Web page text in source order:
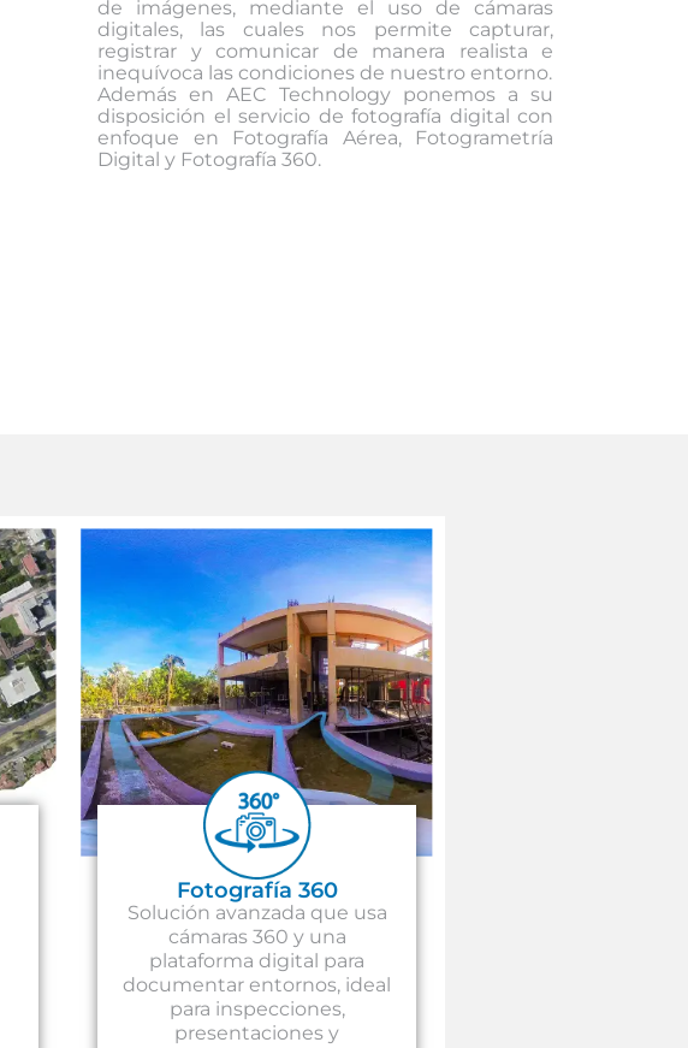
de imágenes, mediante el uso de cámaras
digitales, las cuales nos permite capturar,
registrar y comunicar de manera realista e
inequívoca las condiciones de nuestro entorno.
Además en AEC Technology ponemos a su
disposición el servicio de fotografía digital con
enfoque en Fotografía Aérea, Fotogrametría
Digital y Fotografía 360.
Fotografía 360
Solución avanzada que usa
cámaras 360 y una
plataforma digital para
documentar entornos, ideal
para inspecciones,
presentaciones y